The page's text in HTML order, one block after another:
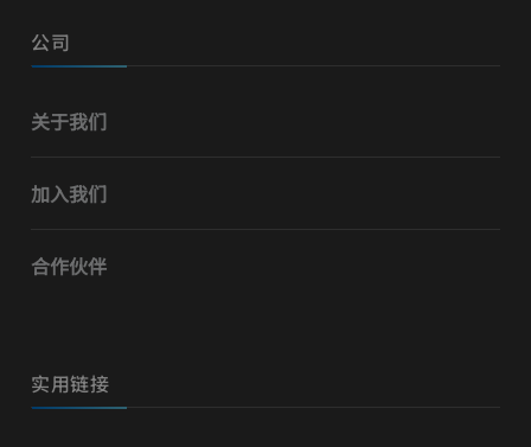
公司
关于我们
加入我们
合作伙伴
实用链接